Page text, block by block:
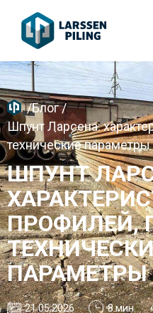
/Блог/
Шпунт Ларсена:
технические параметры
ШПУНТ
ПРОФИЛЕЙ,
ПАРАМЕТРЫ
21.05.2026 8 мин.